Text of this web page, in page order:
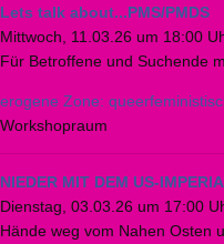
Lets talk about...PMS/PMDS
Mittwoch, 11.03.26 um 18:00
Für Betroffene und Suchende
erogene Zone:
Workshopraum
NIEDER MIT DEM US-
Dienstag, 03.03.26 um 17:00
Hände weg vom Nahen Osten